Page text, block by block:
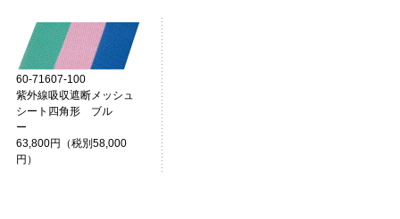
60-71607-100
紫外線吸収遮断メッシュ
シート四角形 ブル
ー
63,800円（税別58,000
円）